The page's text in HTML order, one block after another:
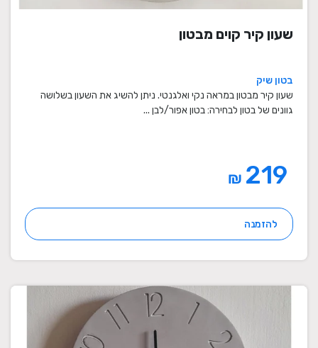
שעון קיר קוים מבטון
בטון שיק
שעון קיר מבטון במראה נקי ואלגנטי. ניתן להשיג את השעון בשלושה
גוונים של בטון לבחירה: בטון אפור/לבן ...
₪
להזמנה